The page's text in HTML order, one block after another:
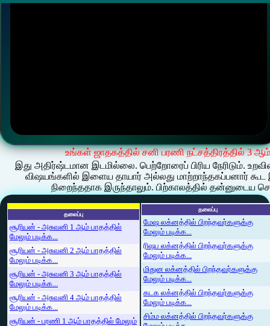
உங்கள் ஜாதகத்தில் சனி பரணி நட்சத்திரத்தில் 3
இது அதிர்ஷ்டமான இடமில்லை. பெற்றோரைப் பிரிய நேரிடும்.
விஷயங்களில் இளைய தாயார் அல்லது மாற்றாந்தகப்பனார்
நிறைந்ததாக இருந்தாலும். பிற்காலத்தில் தன்னுடைய
தலைப்பு
சூரியன் - அசுவனி 1 ஆம் பாதத்தில்
மேலும் படிக்க...
சூரியன் - அசுவனி 2 ஆம் பாதத்தில்
மேலும் படிக்க...
சூரியன் - அசுவனி 3 ஆம் பாதத்தில்
மேலும் படிக்க...
சூரியன் - அசுவனி 4 ஆம் பாதத்தில்
மேலும் படிக்க...
சூரியன் - பரணி 1 ஆம் பாதத்தில் மேலும்
தலைப்பு
மேஷ லக்னத்தில் பிறந்தவர்களுக்கு
மேலும் படிக்க...
ரிஷப லக்னத்தில் பிறந்தவர்களுக்கு
மேலும் படிக்க...
மிதுன லக்னத்தில் பிறந்தவர்களுக்கு
மேலும் படிக்க...
கடக லக்னத்தில் பிறந்தவர்களுக்கு
மேலும் படிக்க...
சிம்ம லக்னத்தில் பிறந்தவர்களுக்கு